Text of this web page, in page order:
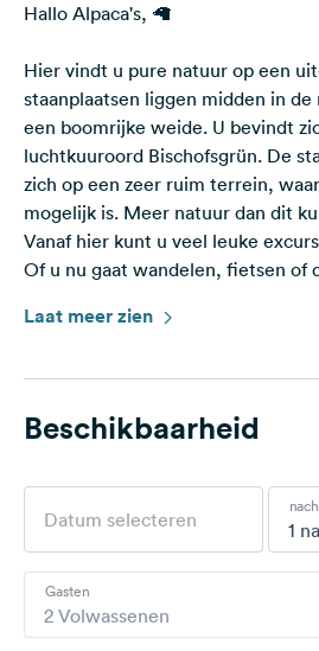
Hallo Alpaca's, 🦙
Hier vindt u pure natuur op een
staanplaatsen liggen midden in
een boomrijke weide. U bevindt
luchtkuuroord Bischofsgrün. De
zich op een zeer ruim terrein,
mogelijk is. Meer natuur dan dit
Vanaf hier kunt u veel leuke
Of u nu gaat wandelen, fietsen of
Vanaf hier kunt u ook snel
Binnen een straal van 10 km liggen
meren.
Houd er rekening mee dat de
per persoon/nacht bedraagt.
worden betaald (wordt
kantoor).
Voor honden en andere dieren
Laat meer zien
Beschikbaarheid
1
2 Volwassenen
Gasten